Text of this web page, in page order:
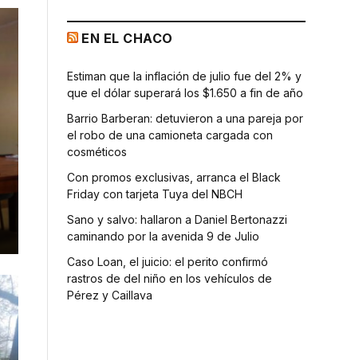
EN EL CHACO
Estiman que la inflación de julio fue del 2% y
que el dólar superará los $1.650 a fin de año
Barrio Barberan: detuvieron a una pareja por
el robo de una camioneta cargada con
cosméticos
Con promos exclusivas, arranca el Black
Friday con tarjeta Tuya del NBCH
Sano y salvo: hallaron a Daniel Bertonazzi
caminando por la avenida 9 de Julio
Caso Loan, el juicio: el perito confirmó
rastros de del niño en los vehículos de
Pérez y Caillava